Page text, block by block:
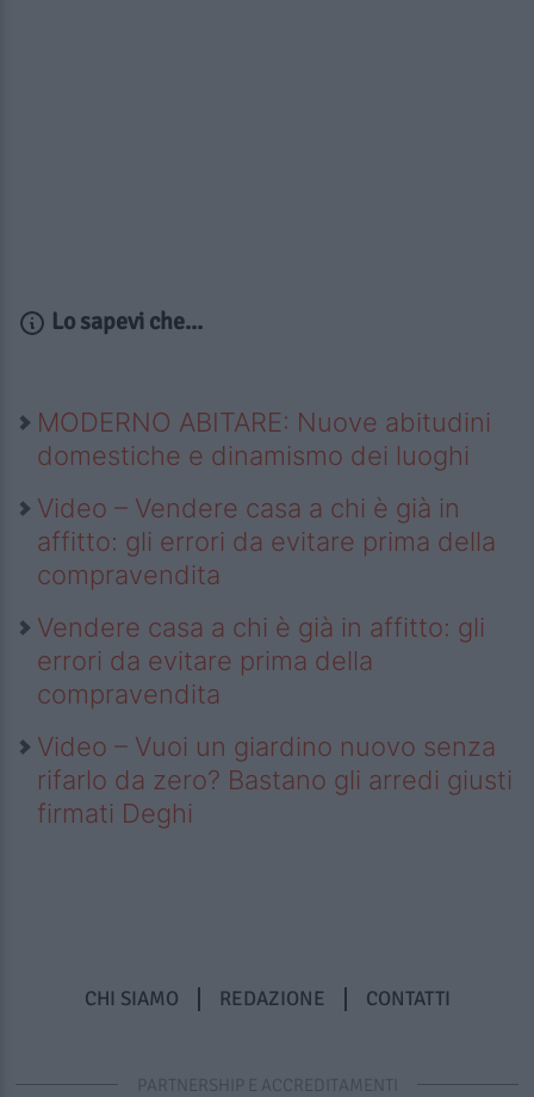
Lo sapevi che...
MODERNO ABITARE: Nuove abitudini
domestiche e dinamismo dei luoghi
Video – Vendere casa a chi è già in
affitto: gli errori da evitare prima della
compravendita
Vendere casa a chi è già in affitto: gli
errori da evitare prima della
compravendita
Video – Vuoi un giardino nuovo senza
rifarlo da zero? Bastano gli arredi giusti
firmati Deghi
CHI SIAMO REDAZIONE CONTATTI
PARTNERSHIP E ACCREDITAMENTI